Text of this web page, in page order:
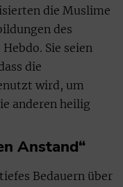
die Muslime
des
Sie seien
die
wird, um
anderen heilig
Anstand“
Bedauern über